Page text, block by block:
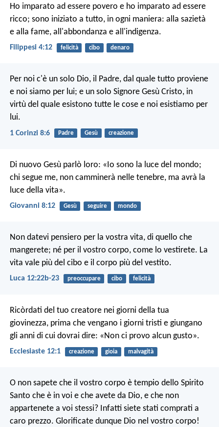
Ho imparato ad essere povero e ho imparato ad essere
ricco; sono iniziato a tutto, in ogni maniera: alla sazietà
e alla fame, all'abbondanza e all'indigenza.
Filippesi 4:12 felicità cibo denaro
Per noi c'è un solo Dio, il Padre, dal quale tutto proviene
e noi siamo per lui; e un solo Signore Gesù Cristo, in
virtù del quale esistono tutte le cose e noi esistiamo per
lui.
1 Corinzi 8:6 Padre Gesù creazione
Di nuovo Gesù parlò loro: «Io sono la luce del mondo;
chi segue me, non camminerà nelle tenebre, ma avrà la
luce della vita».
Giovanni 8:12 Gesù seguire mondo
Non datevi pensiero per la vostra vita, di quello che
mangerete; né per il vostro corpo, come lo vestirete. La
vita vale più del cibo e il corpo più del vestito.
Luca 12:22b-23 preoccupare cibo felicità
Ricòrdati del tuo creatore nei giorni della tua
giovinezza, prima che vengano i giorni tristi e giungano
gli anni di cui dovrai dire: «Non ci provo alcun gusto».
Ecclesiaste 12:1 creazione gioia malvagità
O non sapete che il vostro corpo è tempio dello Spirito
Santo che è in voi e che avete da Dio, e che non
appartenete a voi stessi? Infatti siete stati comprati a
caro prezzo. Glorificate dunque Dio nel vostro corpo!